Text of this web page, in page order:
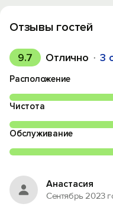
Отзывы гостей
9.7 Отлично 3
Расположение
Чистота
Обслуживание
Анастасия
Сентябрь 2023